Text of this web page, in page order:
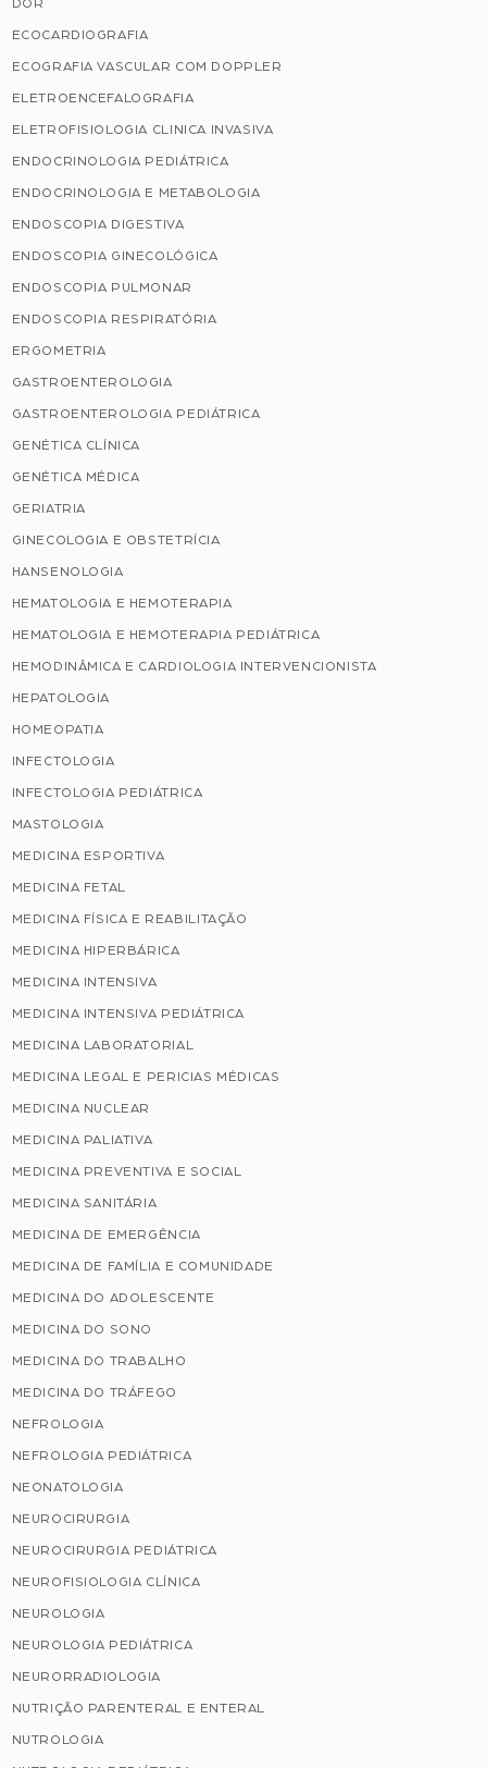
DOR
ECOCARDIOGRAFIA
ECOGRAFIA VASCULAR COM DOPPLER
ELETROENCEFALOGRAFIA
ELETROFISIOLOGIA CLINICA INVASIVA
ENDOCRINOLOGIA PEDIÁTRICA
ENDOCRINOLOGIA E METABOLOGIA
ENDOSCOPIA DIGESTIVA
ENDOSCOPIA GINECOLÓGICA
ENDOSCOPIA PULMONAR
ENDOSCOPIA RESPIRATÓRIA
ERGOMETRIA
GASTROENTEROLOGIA
GASTROENTEROLOGIA PEDIÁTRICA
GENÉTICA CLÍNICA
GENÉTICA MÉDICA
GERIATRIA
GINECOLOGIA E OBSTETRÍCIA
HANSENOLOGIA
HEMATOLOGIA E HEMOTERAPIA
HEMATOLOGIA E HEMOTERAPIA PEDIÁTRICA
HEMODINÂMICA E CARDIOLOGIA INTERVENCIONISTA
HEPATOLOGIA
HOMEOPATIA
INFECTOLOGIA
INFECTOLOGIA PEDIÁTRICA
MASTOLOGIA
MEDICINA ESPORTIVA
MEDICINA FETAL
MEDICINA FÍSICA E REABILITAÇÃO
MEDICINA HIPERBÁRICA
MEDICINA INTENSIVA
MEDICINA INTENSIVA PEDIÁTRICA
MEDICINA LABORATORIAL
MEDICINA LEGAL E PERICIAS MÉDICAS
MEDICINA NUCLEAR
MEDICINA PALIATIVA
MEDICINA PREVENTIVA E SOCIAL
MEDICINA SANITÁRIA
MEDICINA DE EMERGÊNCIA
MEDICINA DE FAMÍLIA E COMUNIDADE
MEDICINA DO ADOLESCENTE
MEDICINA DO SONO
MEDICINA DO TRABALHO
MEDICINA DO TRÁFEGO
NEFROLOGIA
NEFROLOGIA PEDIÁTRICA
NEONATOLOGIA
NEUROCIRURGIA
NEUROCIRURGIA PEDIÁTRICA
NEUROFISIOLOGIA CLÍNICA
NEUROLOGIA
NEUROLOGIA PEDIÁTRICA
NEURORRADIOLOGIA
NUTRIÇÃO PARENTERAL E ENTERAL
NUTROLOGIA